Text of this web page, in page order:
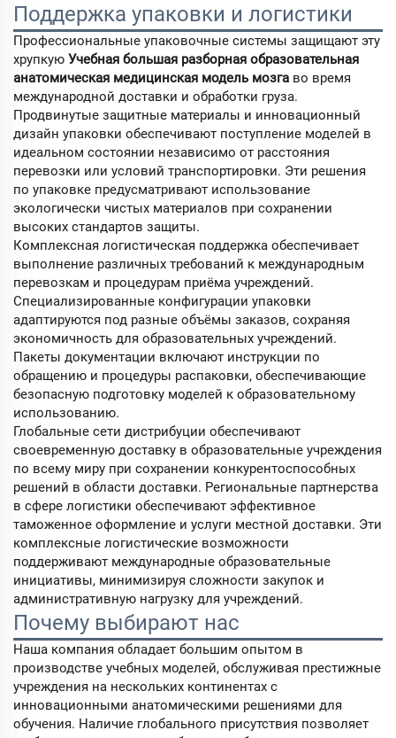
Поддержка упаковки и логистики
Профессиональные упаковочные системы защищают эту
хрупкую Учебная большая разборная образовательная
анатомическая медицинская модель мозга во время
международной доставки и обработки груза.
Продвинутые защитные материалы и инновационный
дизайн упаковки обеспечивают поступление моделей в
идеальном состоянии независимо от расстояния
перевозки или условий транспортировки. Эти решения
по упаковке предусматривают использование
экологически чистых материалов при сохранении
высоких стандартов защиты.
Комплексная логистическая поддержка обеспечивает
выполнение различных требований к международным
перевозкам и процедурам приёма учреждений.
Специализированные конфигурации упаковки
адаптируются под разные объёмы заказов, сохраняя
экономичность для образовательных учреждений.
Пакеты документации включают инструкции по
обращению и процедуры распаковки, обеспечивающие
безопасную подготовку моделей к образовательному
использованию.
Глобальные сети дистрибуции обеспечивают
своевременную доставку в образовательные учреждения
по всему миру при сохранении конкурентоспособных
решений в области доставки. Региональные партнерства
в сфере логистики обеспечивают эффективное
таможенное оформление и услуги местной доставки. Эти
комплексные логистические возможности
поддерживают международные образовательные
инициативы, минимизируя сложности закупок и
административную нагрузку для учреждений.
Почему выбирают нас
Наша компания обладает большим опытом в
производстве учебных моделей, обслуживая престижные
учреждения на нескольких континентах с
инновационными анатомическими решениями для
обучения. Наличие глобального присутствия позволяет